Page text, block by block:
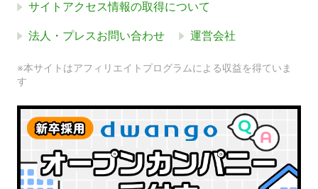
サイトアクセス情報の取得について
法人・プレスお問い合わせ 運営会社
※本サイトはアフィリエイトプログラムによる収益を得ていま
す